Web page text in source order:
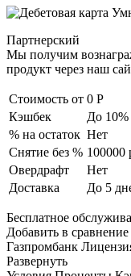
Партнерский
Мы получим
продукт через наш
Стоимость от 0 Р
Кэшбек
До 10%
% на остаток Нет
Снятие без % 100000
Овердрафт
Нет
Доставка
До 5
Бесплатное
Добавить в сравнение
Газпромбанк
Развернуть